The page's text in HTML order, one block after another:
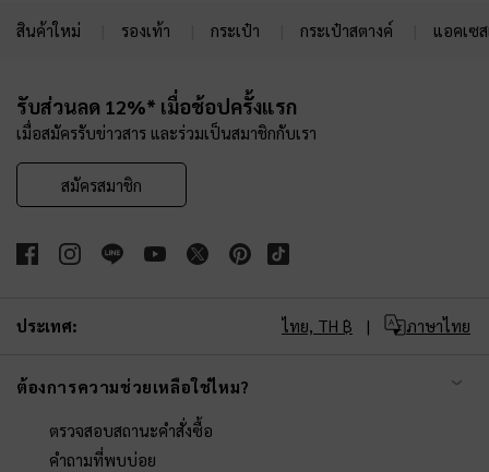
สินค้าใหม่ รองเท้า กระเป๋า กระเป๋าสตางค์ แอคเซ
รับส่วนลด 12%* เมื่อช้อปครั้งแรก
เมื่อสมัครรับข่าวสาร และร่วมเป็นสมาชิกกับเรา
สมัครสมาชิก
ประเทศ: ไทย, TH ฿ ภาษาไทย
ต้องการความช่วยเหลือใช่ไหม?
ตรวจสอบสถานะคำสั่งซื้อ
คำถามที่พบบ่อย